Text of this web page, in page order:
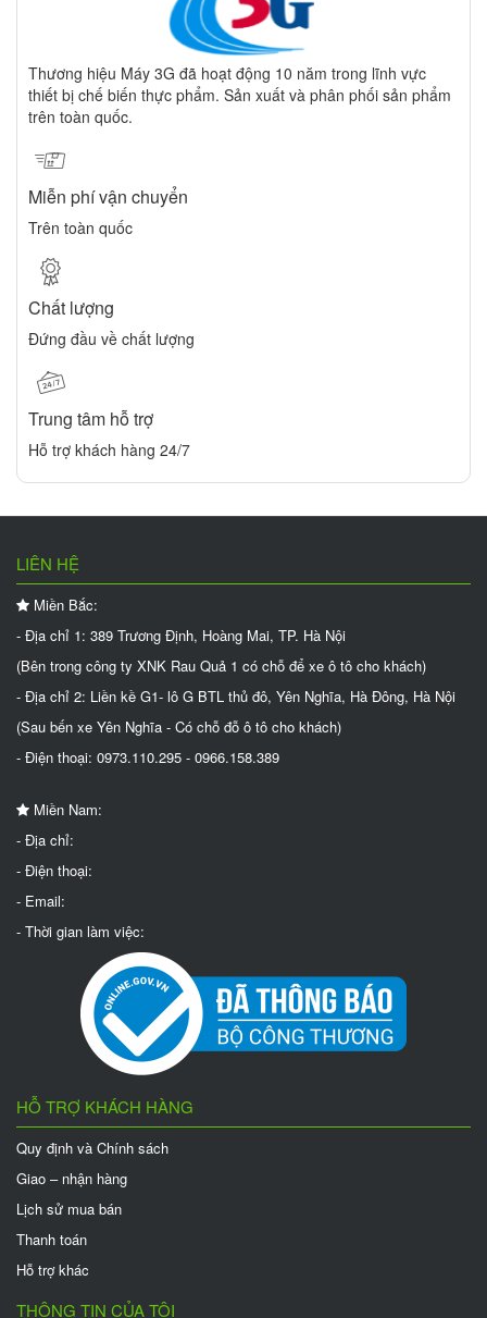
Thương hiệu Máy 3G đã hoạt động 10 năm trong lĩnh vực
thiết bị chế biến thực phẩm. Sản xuất và phân phối sản phẩm
trên toàn quốc.
Miễn phí vận chuyển
Trên toàn quốc
Chất lượng
Đứng đầu về chất lượng
Trung tâm hỗ trợ
Hỗ trợ khách hàng 24/7
LIÊN HỆ
Miền Bắc:
- Địa chỉ 1: 389 Trương Định, Hoàng Mai, TP. Hà Nội
(Bên trong công ty XNK Rau Quả 1 có chỗ để xe ô tô cho khách)
- Địa chỉ 2: Liền kề G1- lô G BTL thủ đô, Yên Nghĩa, Hà Đông, Hà Nội
(Sau bến xe Yên Nghĩa - Có chỗ đỗ ô tô cho khách)
- Điện thoại: 0973.110.295 - 0966.158.389
Miền Nam:
- Địa chỉ:
- Điện thoại:
- Email:
- Thời gian làm việc:
HỖ TRỢ KHÁCH HÀNG
Quy định và Chính sách
Giao – nhận hàng
Lịch sử mua bán
Thanh toán
Hỗ trợ khác
THÔNG TIN CỦA TÔI